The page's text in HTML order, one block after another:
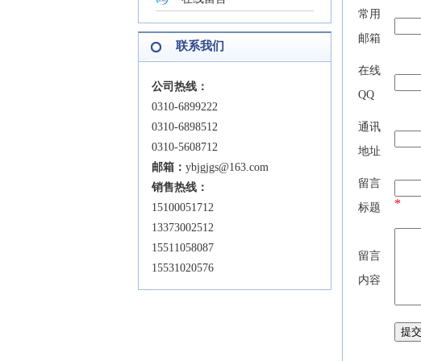
联系我们
公司热线：
0310-6899222
0310-6898512
0310-5608712
邮箱： ybjgjgs@163.com
销售热线：
15100051712
13373002512
15511058087
15531020576
常用
邮箱
在线
QQ
通讯
地址
留言
标题
*
留言
内容